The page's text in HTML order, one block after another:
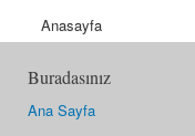
Anasayfa
Buradasınız
Ana Sayfa